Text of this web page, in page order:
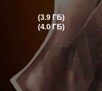
(3.9 ГБ)
(4.0 ГБ)